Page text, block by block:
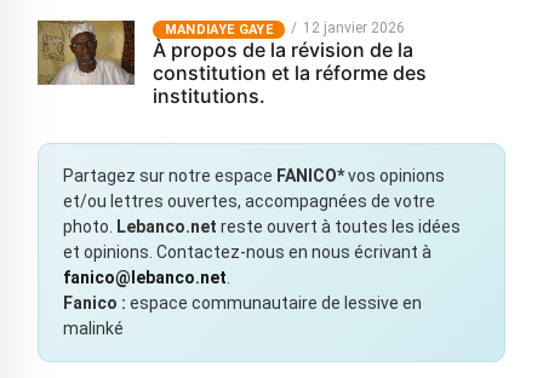
MANDIAYE GAYE 12 janvier 2026
À propos de la révision de la
constitution et la réforme des
institutions.
Partagez sur notre espace FANICO*vos opinions
et/ou lettres ouvertes, accompagnées de votre
photo.
Lebanco.net reste ouvert à toutes les idées
et opinions. Contactez-nous en nous écrivant à
fanico@lebanco.net
Fanico : espace communautaire de lessive en
malinké